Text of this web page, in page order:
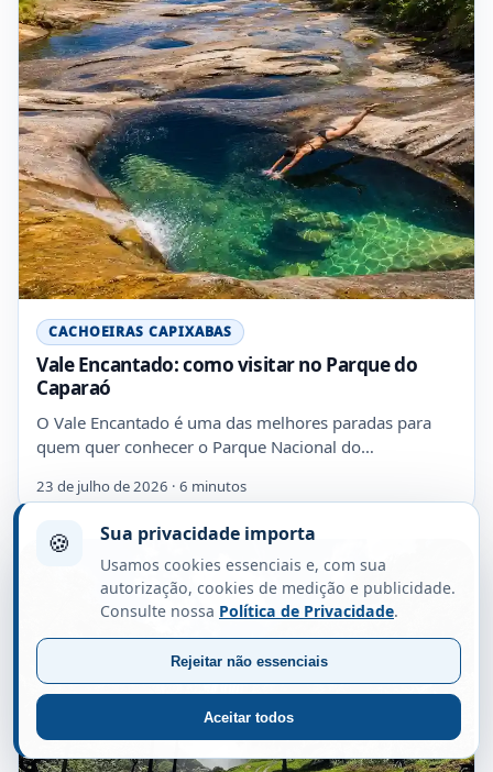
CACHOEIRAS CAPIXABAS
Vale Encantado: como visitar no Parque do
Caparaó
O Vale Encantado é uma das melhores paradas para
quem quer conhecer o Parque Nacional do…
23 de julho de 2026 · 6 minutos
🍪 Sua privacidade importa
Usamos cookies essenciais e, com sua
autorização, cookies de medição e publicidade.
Consulte nossa Política de Privacidade.
Aceitar todos
Rejeitar não essenciais